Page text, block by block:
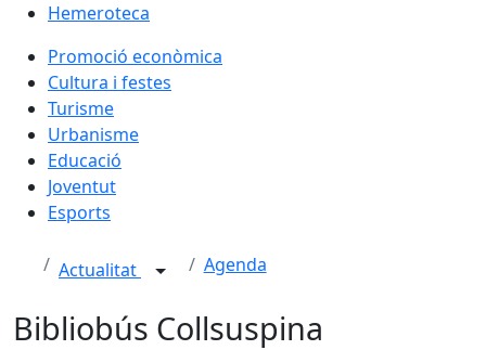
Hemeroteca
Promoció econòmica
Cultura i festes
Turisme
Urbanisme
Educació
Joventut
Esports
Actualitat Agenda
Bibliobús Collsuspina